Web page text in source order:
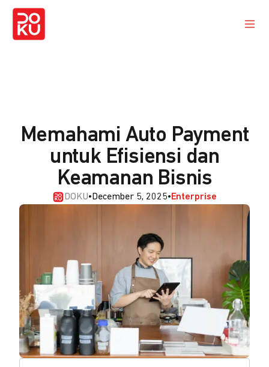
Memahami Auto Payment
untuk Efisiensi dan
Keamanan Bisnis
DOKU• December 5, 2025•Enterprise